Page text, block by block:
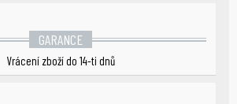
GARANCE
Vrácení zboží do 14-ti dnů